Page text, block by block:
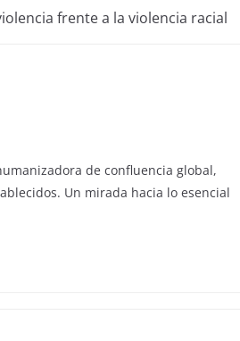
frente a la violencia racial
de confluencia global,
Un mirada hacia lo esencial